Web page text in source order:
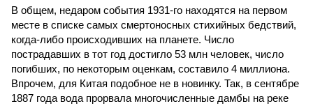
В общем, недаром события 1931-го находятся на первом
месте в списке самых смертоносных стихийных бедствий,
когда-либо происходивших на планете. Число
пострадавших в тот год достигло 53 млн человек, число
погибших, по некоторым оценкам, составило 4 миллиона.
Впрочем, для Китая подобное не в новинку. Так, в сентябре
1887 года вода прорвала многочисленные дамбы на реке